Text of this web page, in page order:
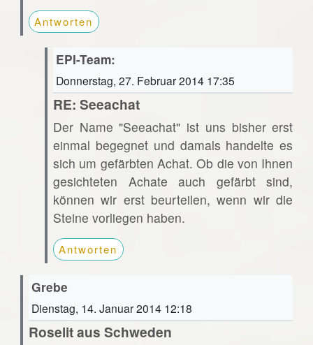
Antworten
EPI-Team:
Donnerstag, 27. Februar 2014 17:35
RE: Seeachat
Der Name "Seeachat" ist uns bisher erst
einmal begegnet und damals handelte es
sich um gefärbten Achat. Ob die von Ihnen
gesichteten Achate auch gefärbt sind,
können wir erst beurteilen, wenn wir die
Steine vorliegen haben.
Antworten
Grebe
Dienstag, 14. Januar 2014 12:18
Roselit aus Schweden